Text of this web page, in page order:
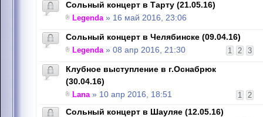
Сольный концерт в Тарту (21.05.16)
Legenda» 16 май 2016, 23:06
Сольный концерт в Челябинске (09.04.16)
1 2 3
Legenda» 08 апр 2016, 21:30
Клубное выступление в г.Оснабрюк
(30.04.16)
1 2
Lana» 10 апр 2016, 18:51
Сольный концерт в Шауляе (12.05.16)